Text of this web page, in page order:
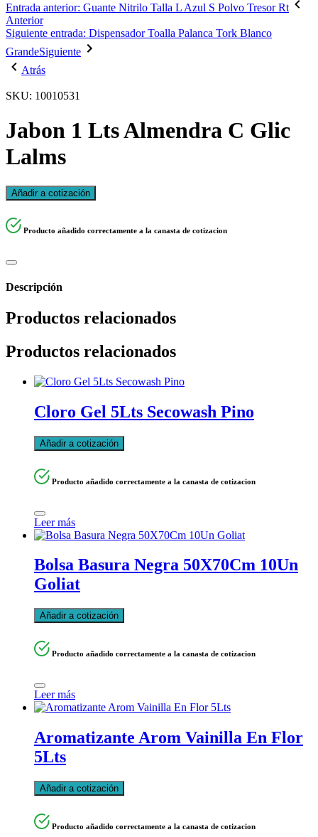
Entrada anterior: Guante Nitrilo Talla L Azul S Polvo Tresor Rt
Anterior
Siguiente entrada: Dispensador Toalla Palanca Tork Blanco
GrandeSiguiente
Atrás
SKU: 10010531
Jabon 1 Lts Almendra C Glic
Lalms
Añadir a cotización
Producto añadido correctamente a la canasta de cotizacion
Descripción
Productos relacionados
Productos relacionados
Cloro Gel 5Lts Secowash Pino
Añadir a cotización
Producto añadido correctamente a la canasta de cotizacion
Leer más
Bolsa Basura Negra 50X70Cm 10Un
Goliat
Añadir a cotización
Producto añadido correctamente a la canasta de cotizacion
Leer más
Aromatizante Arom Vainilla En Flor
5Lts
Añadir a cotización
Producto añadido correctamente a la canasta de cotizacion